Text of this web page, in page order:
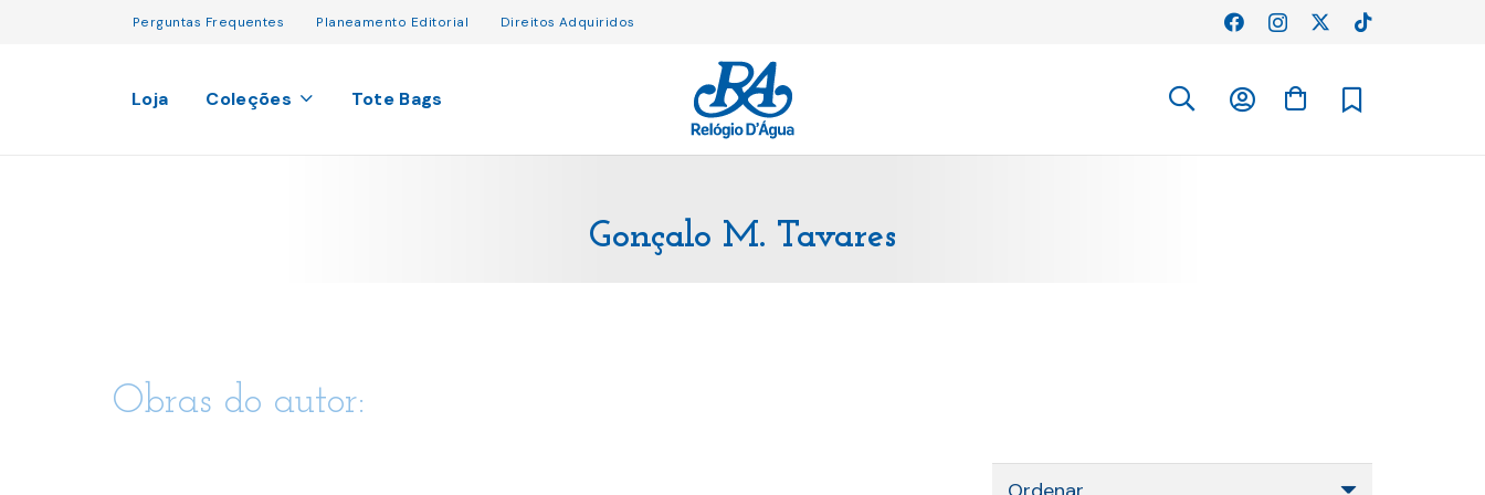
Perguntas Frequentes Planeamento Editorial Direitos Adquiridos
Loja Coleções Tote Bags
Gonçalo M. Tavares
Obras do autor: